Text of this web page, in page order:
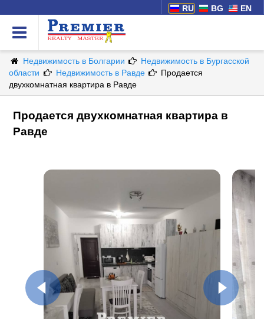
RU BG EN
Недвижимость в Болгарии
Недвижимость в Бургасской
области
Недвижимость в Равде
Продается
двухкомнатная квартира в Равде
Продается двухкомнатная квартира в
Равде